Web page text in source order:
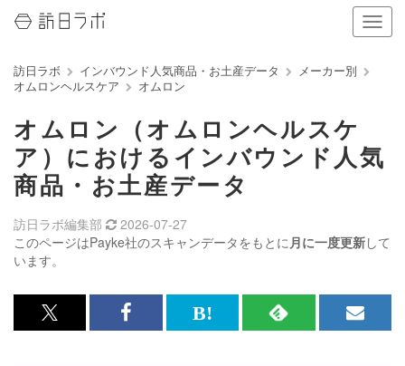
ナ
ビ
の
表
り
る
訪日ラボ インバウンド人気商品・お土産データ
メーカー別
オムロンヘルスケア
オムロン
オムロン（オムロンヘルスケ
ア）におけるインバウンド人気
商品・お土産データ
このページはPayke社のスキャンデータをもとに月に一度更新して
います。
訪日ラボ編集部 2026-07-27
x<br>
Facebook<br>
は
RSS
メ